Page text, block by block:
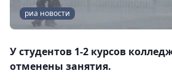
риа новости
У студентов 1-2 курсов
отменены занятия.